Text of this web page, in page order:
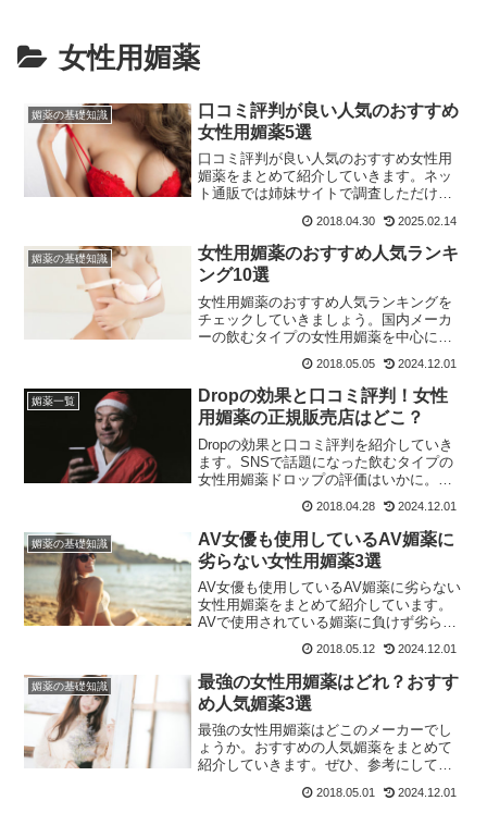
女性用媚薬
媚薬の基礎知識
口コミ評判が良い人気のおすすめ
女性用媚薬5選
口コミ評判が良い人気のおすすめ女性用
媚薬をまとめて紹介していきます。ネッ
ト通販では姉妹サイトで調査しただけで
されています。その中から自分のニーズ
に合った媚薬を見つけるのはとても難し
いです。そのため、ここで紹介する口コ
ミ評判が良い女性用媚薬の購入を検討し
てみてください。
2018.04.30 2025.02.14
媚薬の基礎知識
女性用媚薬のおすすめ人気ランキ
ング10選
女性用媚薬のおすすめ人気ランキングを
チェックしていきましょう。国内メーカ
ーの飲むタイプの女性用媚薬を中心に口
紹介しています！ 2018.05.05 2024.12.01
媚薬一覧
Dropの効果と口コミ評判！女性
用媚薬の正規販売店はどこ？
Dropの効果と口コミ評判を紹介していき
ます。SNSで話題になった飲むタイプの
女性用媚薬ドロップの評価はいかに。ド
てチェックしましょう！
2018.04.28 2024.12.01
媚薬の基礎知識
AV女優も使用しているAV媚薬に
劣らない女性用媚薬3選
AV女優も使用しているAV媚薬に劣らない
女性用媚薬をまとめて紹介しています。
AVで使用されている媚薬に負けず劣らず
2018.05.12 2024.12.01
媚薬の基礎知識
最強の女性用媚薬はどれ？おすす
め人気媚薬3選
最強の女性用媚薬はどこのメーカーでし
ょうか。おすすめの人気媚薬をまとめて
紹介していきます。ぜひ、参考にしてみ
2018.05.01 2024.12.01